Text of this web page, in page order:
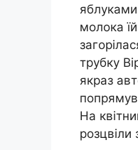
молока
трубку
якраз
На
розцвіли